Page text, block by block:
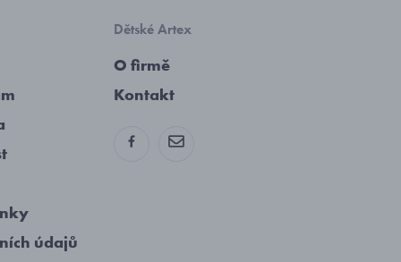
údajů
Dětské Artex
O firmě
Kontakt